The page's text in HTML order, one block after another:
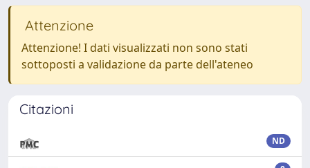
Attenzione
Attenzione! I dati visualizzati non sono stati
sottoposti a validazione da parte dell'ateneo
Citazioni
ND